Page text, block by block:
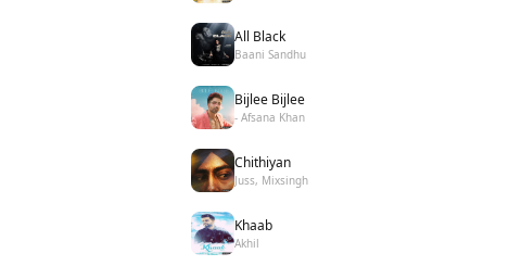
All Black
Baani Sandhu
Bijlee Bijlee
- Afsana Khan
Chithiyan
Juss, Mixsingh
Khaab
Akhil